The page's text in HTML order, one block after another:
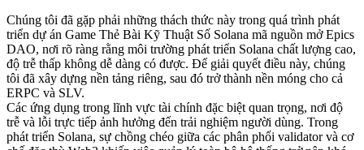
Chúng tôi đã gặp phải những thách thức này trong quá trình phát
triển dự án Game Thẻ Bài Kỹ Thuật Số Solana mã nguồn mở Epics
DAO, nơi rõ ràng rằng môi trường phát triển Solana chất lượng cao,
độ trễ thấp không dễ dàng có được. Để giải quyết điều này, chúng
tôi đã xây dựng nền tảng riêng, sau đó trở thành nền móng cho cả
ERPC và SLV.
Các ứng dụng trong lĩnh vực tài chính đặc biệt quan trọng, nơi độ
trễ và lỗi trực tiếp ảnh hưởng đến trải nghiệm người dùng. Trong
phát triển Solana, sự chồng chéo giữa các phân phối validator và cơ